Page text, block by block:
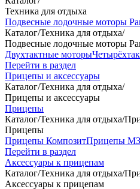
Техника для отдыха
Подвесные лодочные моторы
Каталог/Техника для отдыха/
Подвесные лодочные моторы
Двухтактные моторы
Перейти в раздел
Прицепы и аксессуары
Каталог/Техника для отдыха/
Прицепы и аксессуары
Прицепы
Каталог/Техника для отдыха/
Прицепы
Прицепы КомпозитПрицепы
Перейти в раздел
Аксессуары к прицепам
Каталог/Техника для отдыха/
Аксессуары к прицепам